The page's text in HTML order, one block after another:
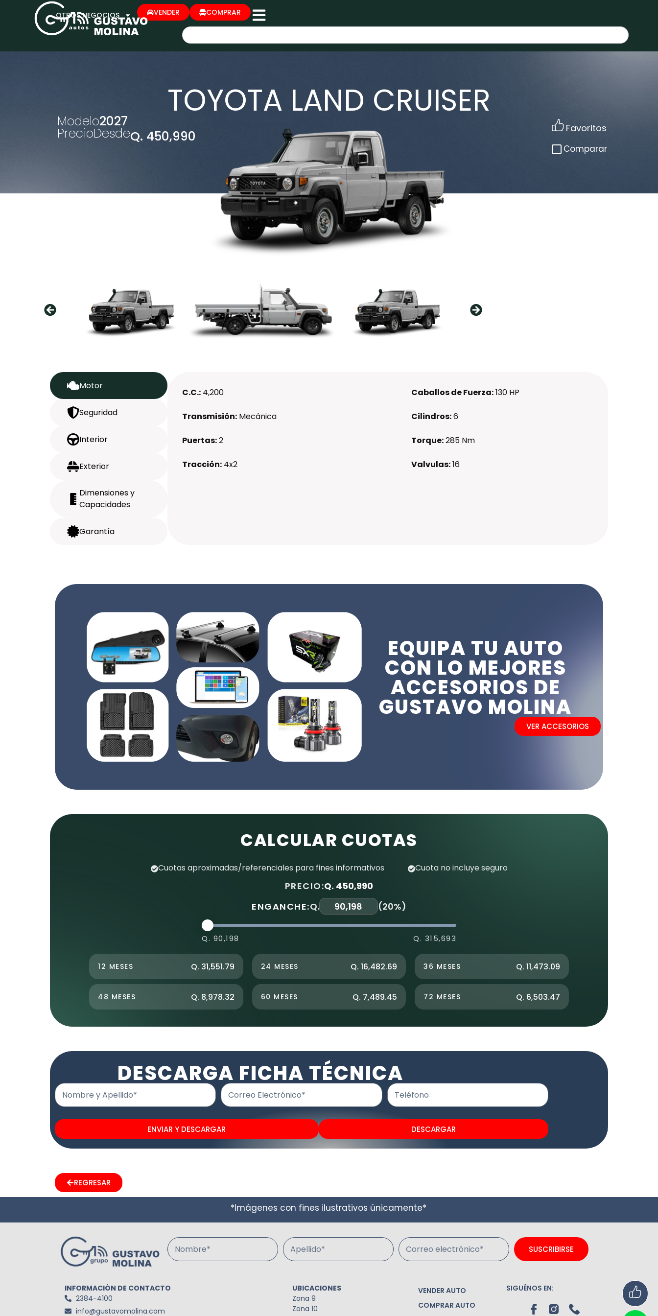
OTROS NEGOCIOS VENDER COMPRAR
TOYOTA LAND CRUISER
Modelo2027
PrecioDesdeQ. 450,990 Favoritos
Comparar
Motor
Seguridad
Interior
Exterior
Dimensiones y
Capacidades
Garantía
C.C.: 4,200 Caballos de Fuerza:130 HP
Transmisión: Mecánica Cilindros:6
Puertas:2 Torque:285 Nm
Tracción: 4x2 Valvulas:16
EQUIPA TU AUTO
CON LO MEJORES
ACCESORIOS DE
GUSTAVO MOLINA
VER ACCESORIOS
CALCULAR CUOTAS
Cuotas aproximadas/referenciales para fines informativos Cuota no incluye seguro
PRECIO:Q. 450,990
ENGANCHE:Q. (20%)
Q. 90,198 Q. 315,693
12 MESES Q. 31,551.79 24 MESES Q. 16,482.69 36 MESES Q. 11,473.09
48 MESES Q. 8,978.32 60 MESES Q. 7,489.45 72 MESES Q. 6,503.47
DESCARGA FICHA TÉCNICA
Nombre y Apellido* Correo Electrónico* Teléfono
ENVIAR Y DESCARGAR DESCARGAR
REGRESAR
*Imágenes con fines ilustrativos únicamente*
Nombre* Apellido* Correo electrónico* SUSCRIBIRSE
INFORMACIÓN DE CONTACTO
2384-4100
info@gustavomolina.com
UBICACIONES
Zona 9
Zona 10
VENDER AUTO
COMPRAR AUTO
SIGUÉNOS EN: